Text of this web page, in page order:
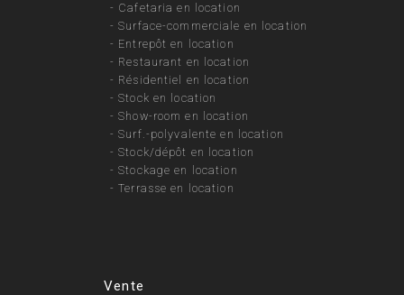
- Cafetaria en location
-Surface-commerciale en location
- Entrepôt en location
- Restaurant en location
- Résidentiel en location
-Stock en location
-Show-room en location
-Surf.-polyvalente en location
-Stock/dépôt en location
-Stockage en location
-Terrasse en location
Vente